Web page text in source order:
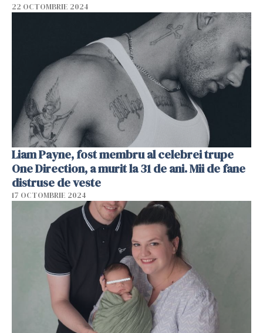
22 OCTOMBRIE 2024
Liam Payne, fost membru al celebrei trupe
One Direction, a murit la 31 de ani. Mii de fane
distruse de veste
17 OCTOMBRIE 2024